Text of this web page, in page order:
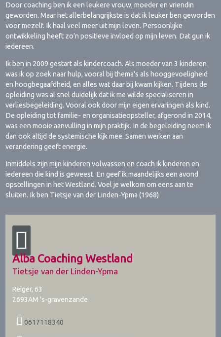
Door coaching ben ik een leukere vrouw, moeder en vriendin
geworden. Maar het allerbelangrijkste is dat ik leuker ben geworden
voor mezelf. Ik haal veel meer uit mijn leven. Persoonlijke
ontwikkeling heeft zo’n positieve invloed op mijn leven. Dat gun ik
iedereen.
Ik ben in 2009 gestart als kindercoach. Als moeder van 3 kinderen
was ik op zoek naar hulp, vooral bij thema's als hooggevoeligheid
en hoogbegaafdheid, en alles wat daar bij kwam kijken. Tijdens de
opleiding was al snel duidelijk dat ik me wilde specialiseren in
verliesbegeleiding. Vooral ook door mijn eigen ervaringen als kind.
De opleiding tot familie- en organisatieopsteller, afgerond in 2014,
was een mooie aanvulling in mijn praktijk. In de begeleiding neem ik
dan ook altijd de systemische kijk mee. Samen werken aan
verandering geeft energie.
Inmiddels zijn mijn kinderen volwassen en coach ik kinderen en
iedereen die kind is geweest. En geef ik maandelijks een avond
opstellingen in het Westland. Voel je welkom om eens aan te
sluiten. Ik ben Tietsje van der Linden-Ypma (1968)
Alba Coaching Westland
Tietsje van der Linden-Ypma
Reiger, 63
2693AM 's-gravenzande
0617118340